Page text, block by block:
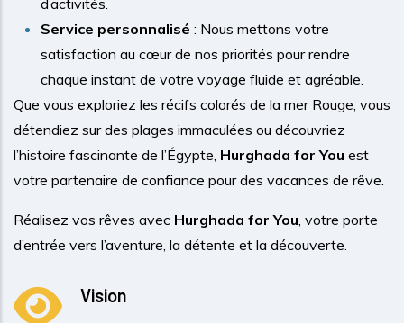
d’activités.
Service personnalisé : Nous mettons votre
satisfaction au cœur de nos priorités pour rendre
chaque instant de votre voyage fluide et agréable.
Que vous exploriez les récifs colorés de la mer Rouge, vous
détendiez sur des plages immaculées ou découvriez
l’histoire fascinante de l’Égypte, Hurghada for You est
votre partenaire de confiance pour des vacances de rêve.
Réalisez vos rêves avec Hurghada for You, votre porte
d’entrée vers l’aventure, la détente et la découverte.
Vision